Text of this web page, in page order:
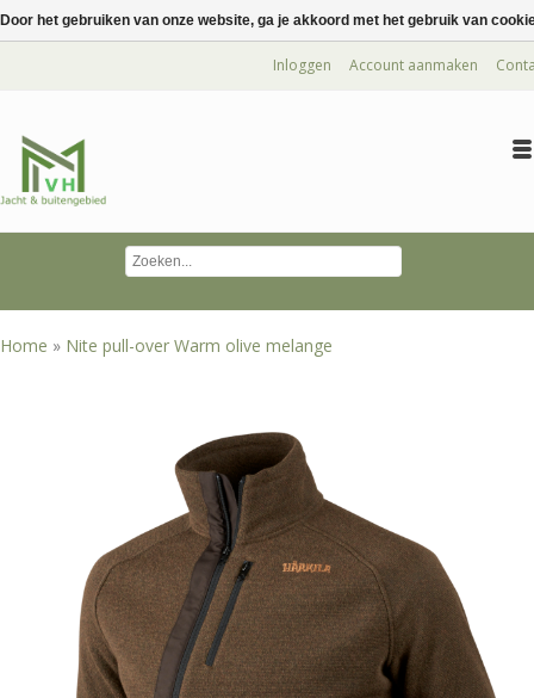
Inloggen Account aanmaken
Home » Nite pull-over Warm olive melange
Door het gebruiken van onze website, ga je akkoord met het gebruik van